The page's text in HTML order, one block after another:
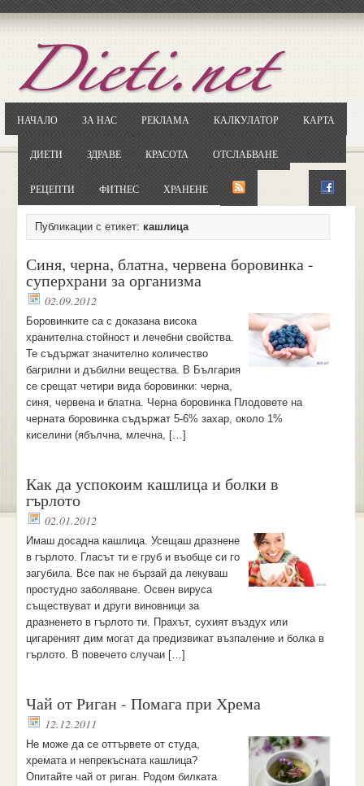
НАЧАЛО ЗА НАС РЕКЛАМА КАЛКУЛАТОР КАРТА
ДИЕТИ ЗДРАВЕ КРАСОТА ОТСЛАБВАНЕ
РЕЦЕПТИ ФИТНЕС ХРАНЕНЕ
Публикации с етикет: кашлица
Синя, черна, блатна, червена боровинка -
суперхрани за организма
02.09.2012
Боровинките са с доказана висока
хранителна стойност и лечебни свойства.
Те съдържат значително количество
багрилни и дъбилни вещества. В България
се срещат четири вида боровинки: черна,
синя, червена и блатна. Черна боровинка Плодовете на
черната боровинка съдържат 5-6% захар, около 1%
киселини (ябълчна, млечна, […]
Как да успокоим кашлица и болки в
гърлото
02.01.2012
Имаш досадна кашлица. Усещаш дразнене
в гърлото. Гласът ти е груб и въобще си го
загубила. Все пак не бързай да лекуваш
простудно заболяване. Освен вируса
съществуват и други виновници за
дразненето в гърлото ти. Прахът, сухият въздух или
цигареният дим могат да предизвикат възпаление и болка в
гърлото. В повечето случаи […]
Чай от Риган - Помага при Хрема
12.12.2011
Не може да се оттървете от студа,
хремата и непрекъсната кашлица?
Опитайте чай от риган. Родом билката
ОтворетеGoogle.bg
Потърсете "Cloxy"
Кликнете на първия резултат
... и я въведете в полето: